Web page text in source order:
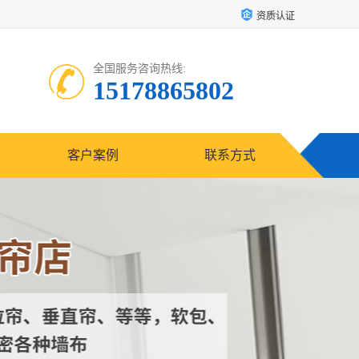
资质认证
全国服务咨询热线:
15178865802
客户案例 联系方式